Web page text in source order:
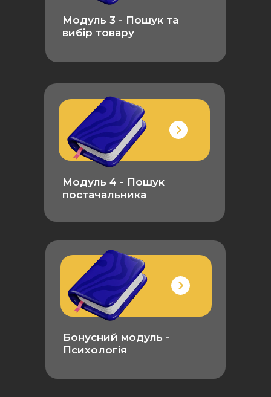
Модуль 3 - Пошук та
вибір товару
Модуль 4 - Пошук
постачальника
Бонусний модуль -
Психологія